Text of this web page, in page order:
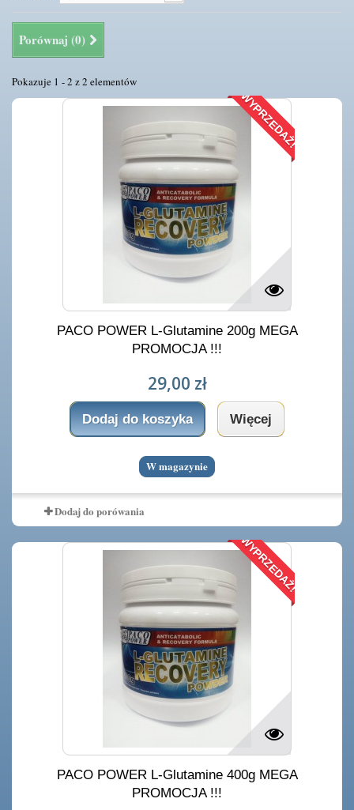
Porównaj (0)
Pokazuje 1 - 2 z 2 elementów
WYPRZEDAŻ!
PACO POWER L-Glutamine 200g MEGA
PROMOCJA !!!
29,00 zł
Dodaj do koszyka Więcej
W magazynie
Dodaj do porówania
WYPRZEDAŻ!
PACO POWER L-Glutamine 400g MEGA
PROMOCJA !!!